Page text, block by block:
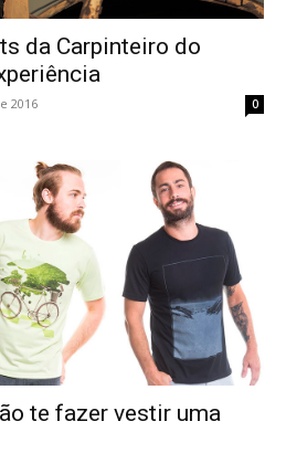
da Carpinteiro do
2016 0
te fazer vestir uma